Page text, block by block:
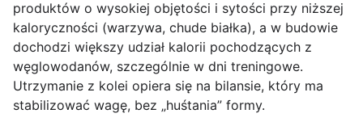
produktów o wysokiej objętości i sytości przy niższej
kaloryczności (warzywa, chude białka), a w budowie
dochodzi większy udział kalorii pochodzących z
węglowodanów, szczególnie w dni treningowe.
Utrzymanie z kolei opiera się na bilansie, który ma
stabilizować wagę, bez „huśtania” formy.